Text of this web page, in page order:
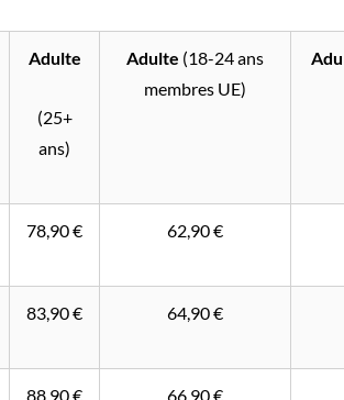
Adulte
(25+
ans)
Adulte (18-24 ans
membres UE)
78,90 € 62,90 €
83,90 € 64,90 €
88,90 € 66,90 €